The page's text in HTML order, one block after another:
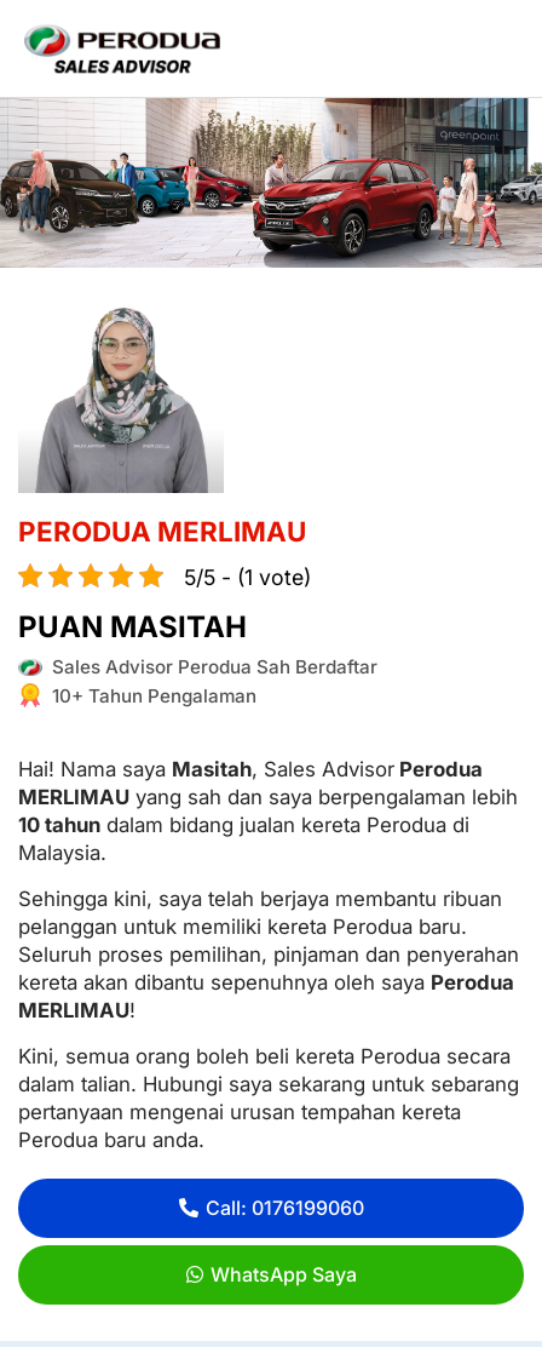
PERODUA MERLIMAU
5/5 - (1 vote)
PUAN MASITAH
Sales Advisor Perodua Sah Berdaftar
10+ Tahun Pengalaman
Hai! Nama saya Masitah, Sales Advisor Perodua
MERLIMAU yang sah dan saya berpengalaman lebih
10 tahun dalam bidang jualan kereta Perodua di
Malaysia.
Sehingga kini, saya telah berjaya membantu ribuan
pelanggan untuk memiliki kereta Perodua baru.
Seluruh proses pemilihan, pinjaman dan penyerahan
kereta akan dibantu sepenuhnya oleh saya Perodua
MERLIMAU!
Kini, semua orang boleh beli kereta Perodua secara
dalam talian. Hubungi saya sekarang untuk sebarang
pertanyaan mengenai urusan tempahan kereta
Perodua baru anda.
Call: 0176199060
WhatsApp Saya